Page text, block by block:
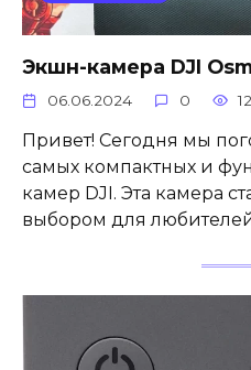
Экшн-камера DJI
06.06.2024 0
Привет! Сегодня мы
самых компактных и
камер DJI. Эта камера
выбором для